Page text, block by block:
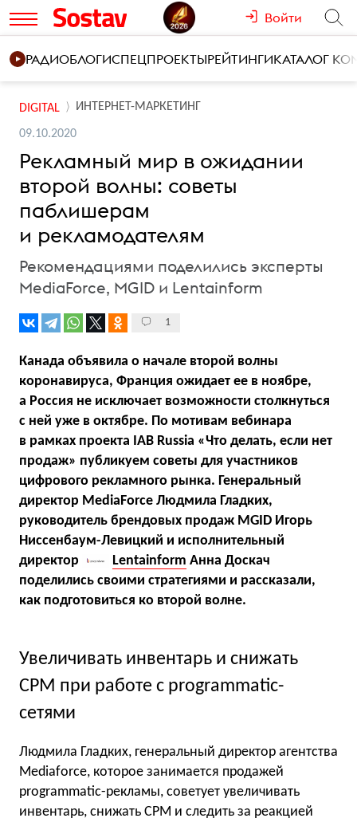
Войти
РАДИОБЛОГИСПЕЦПРОЕКТЫРЕЙТИНГИКАТАЛОГ
DIGITAL ИНТЕРНЕТ-МАРКЕТИНГ
09.10.2020
Рекламный мир в ожидании
второй волны: советы
паблишерам
и рекламодателям
Рекомендациями поделились эксперты
MediaForce, MGID и Lentainform
1
Канада объявила о начале второй волны
коронавируса, Франция ожидает ее в ноябре,
а Россия не исключает возможности столкнуться
с ней уже в октябре. По мотивам вебинара
в рамках проекта IAB Russia «Что делать, если нет
продаж» публикуем советы для участников
цифрового рекламного рынка. Генеральный
директор MediaForce Людмила Гладких,
руководитель брендовых продаж MGID Игорь
Ниссенбаум-Левицкий и исполнительный
директор
Lentainform Анна Доскач
поделились своими стратегиями и рассказали,
как подготовиться ко второй волне.
Увеличивать инвентарь и снижать
CPM при работе с programmatic-
сетями
Людмила Гладких, генеральный директор агентства
Mediaforce, которое занимается продажей
programmatiс-рекламы, советует увеличивать
инвентарь, снижать CPM и следить за реакцией